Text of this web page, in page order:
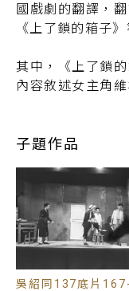
國戲劇的翻譯，
《上了鎖的箱子
其中，《上了鎖
內容敘述女主角
的丈夫托德得知
誘惑時，他那懦
棄道義、出賣杜
然而，維格地斯
視。在英齊爾德
子」展現智慧與
子題作品
吳紹同137底片